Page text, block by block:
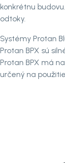
konkrétnu
odtoky.
Systémy Protan
Protan BPX sú
Protan BPX má
určený na